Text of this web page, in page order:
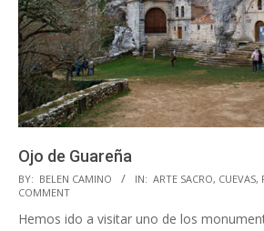
Ojo de Guareña
2018-
11-
16
BY: BELEN CAMINO IN: ARTE SACRO, CUEVAS,
COMMENT
Hemos ido a visitar uno de los